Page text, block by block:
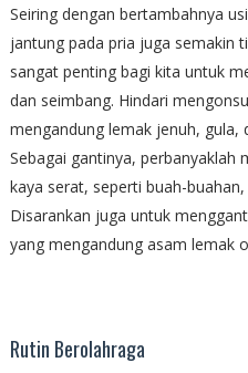
Seiring dengan bertambahnya
jantung pada pria juga semakin
sangat penting bagi kita untuk
dan seimbang. Hindari
mengandung lemak jenuh, gula,
Sebagai gantinya, perbanyaklah
kaya serat, seperti buah-
Disarankan juga untuk
yang mengandung asam lemak
Rutin Berolahraga